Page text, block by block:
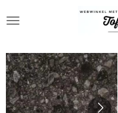
direct
de
hoofdinhoud